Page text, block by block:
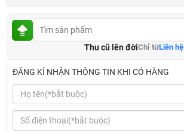
Thu cũ lên đờiChỉ từLiên hệ
ĐĂNG KÍ NHẬN THÔNG TIN KHI CÓ HÀNG